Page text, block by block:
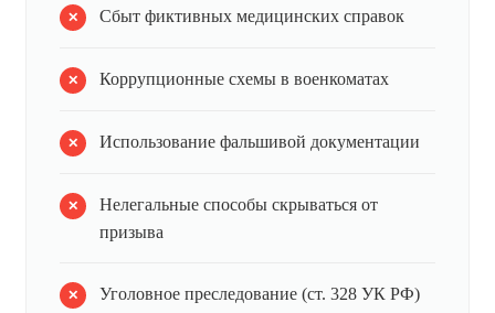
Сбыт фиктивных медицинских справок
Коррупционные схемы в военкоматах
Использование фальшивой документации
Нелегальные способы скрываться от
призыва
Уголовное преследование (ст. 328 УК РФ)